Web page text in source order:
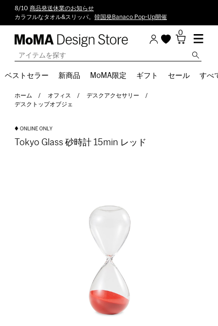
8/10 商品発送休業のお知らせ
カラフルなタオル&スリッパ。 韓国発Banaco Pop-Up開催
0
ベストセラー 新商品 MoMA限定 ギフト セール すべ
ホーム オフィス
デスクアクセサリー
デスクトップオブジェ
Tokyo Glass 砂時計 15min レッド